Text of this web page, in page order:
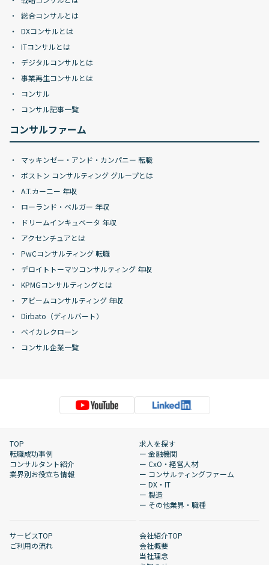
総合コンサルとは
DXコンサルとは
ITコンサルとは
デジタルコンサルとは
事業再生コンサルとは
コンサル
コンサル記事一覧
コンサルファーム
マッキンゼー・アンド・カンパニー 転職
ボストン コンサルティング グループとは
A.T.カーニー 年収
ローランド・ベルガー 年収
ドリームインキュベータ 年収
アクセンチュアとは
PwCコンサルティング 転職
デロイトトーマツコンサルティング 年収
KPMGコンサルティングとは
アビームコンサルティング 年収
Dirbato（ディルバート）
ベイカレクローン
コンサル企業一覧
TOP
転職成功事例
コンサルタント紹介
業界別お役立ち情報
求人を探す
ー 金融機関
ー CxO・経営人材
ー コンサルティングファーム
ー DX・IT
ー 製造
ー その他業界・職種
サービスTOP
ご利用の流れ
会社紹介TOP
会社概要
当社理念